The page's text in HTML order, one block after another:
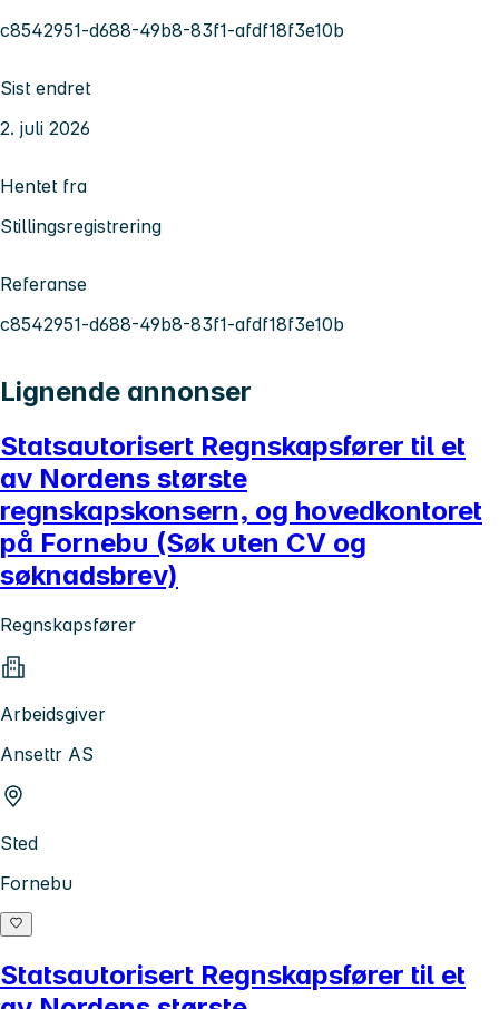
c8542951-d688-49b8-83f1-afdf18f3e10b
Sist endret
2. juli 2026
Hentet fra
Stillingsregistrering
Referanse
c8542951-d688-49b8-83f1-afdf18f3e10b
Lignende annonser
Statsautorisert Regnskapsfører til et
av Nordens største
regnskapskonsern, og hovedkontoret
på Fornebu (Søk uten CV og
søknadsbrev)
Regnskapsfører
Arbeidsgiver
Ansettr AS
Sted
Fornebu
Statsautorisert Regnskapsfører til et